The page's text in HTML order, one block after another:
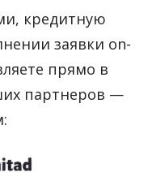
кредитную
заявки on-
прямо в
партнеров —